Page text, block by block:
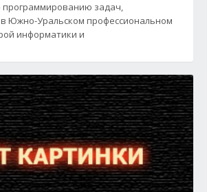
программированию задач,
Южно-Уральском профессиональном
информатики и